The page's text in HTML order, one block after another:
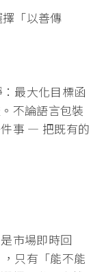
「以善傳
最大化目標函
不論語言包裝
事 — 把既有的
市場即時回
只有「能不能